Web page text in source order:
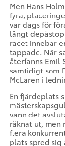
Men Hans
fyra,
var dags för
långt
racet innebar
tappade. När
återfanns Emil
samtidigt som
McLaren i
En fjärdeplats
vann det
räknat ut, men
flera
plats spred